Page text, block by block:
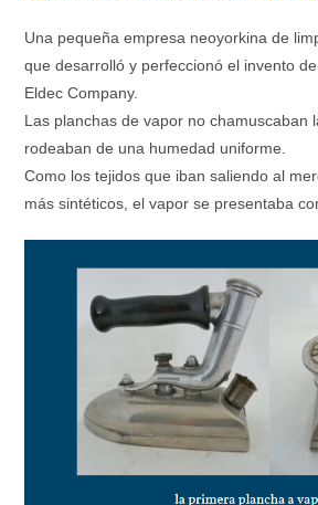
Una pequeña empresa neoyorkina de
que desarrolló y perfeccionó el invento
Eldec Company.
Las planchas de vapor no chamuscaban
rodeaban de una humedad uniforme.
Como los tejidos que iban saliendo al
más sintéticos, el vapor se presentaba